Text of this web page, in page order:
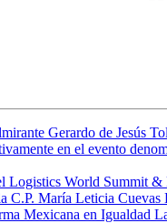
Gerardo de Jesús
en el evento
Logistics World Summit &
C.P. María Leticia
Mexicana en Igualdad